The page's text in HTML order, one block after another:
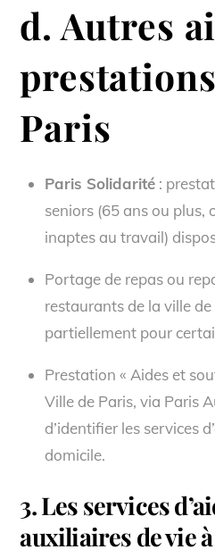
d. Autres
Paris
Paris Solidarité:
seniors (65 ans ou plus,
inaptes au travail)
Portage de repas ou
restaurants de la ville
partiellement pour
Prestation « Aides et
Ville de Paris, via Paris
d’identifier les services
domicile.
3. Les services
auxiliaires de vie